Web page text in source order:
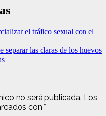
el tráfico sexual con el
separar las claras de los huevos
no será publicada. Los
con *